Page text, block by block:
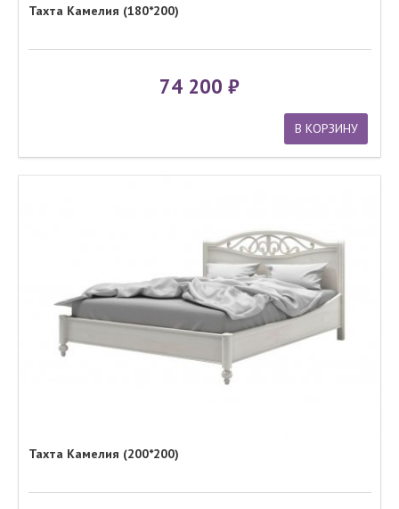
Тахта Камелия (180*200)
74 200
В КОРЗИНУ
Тахта Камелия (200*200)